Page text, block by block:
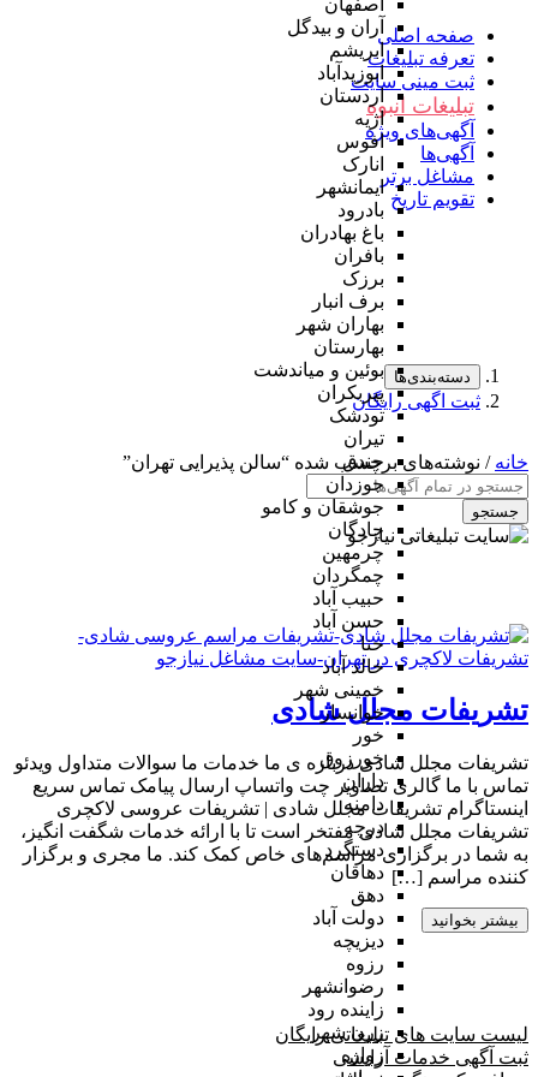
اصفهان
آران و بیدگل
ابریشم
ابوزیدآباد
اردستان
اژیه
افوس
انارک
ایمانشهر
بادرود
باغ بهادران
بافران
برزک
برف انبار
بهاران شهر
بهارستان
بوئین و میاندشت
پیربکران
تودشک
تیران
جندق
جوزدان
جوشقان و کامو
چادگان
چرمهین
چمگردان
حبیب آباد
حسن آباد
حنا
خالد آباد
خمینی شهر
خوانسار
خور
خورزوق
داران
دامنه
درچه
دستگرد
دهاقان
دهق
دولت آباد
دیزیچه
رزوه
رضوانشهر
زاینده رود
زرن شهر
زواره
صفحه اصلی
تعرفه تبلیغات
ثبت مینی سایت
تبلیغات انبوه
آگهی‌های ویژه
آگهی‌ها
مشاغل برتر
تقویم تاریخ
دسته‌بندی‌ها
ثبت اگهی رایگان
خانه / نوشته‌های برچسب شده “سالن پذیرایی تهران”
جستجو
تشریفات مجلل شادی
تشریفات مجلل شادی درباره ی ما خدمات ما سوالات متداول ویدئو
تماس با ما گالری تصاویر چت واتساپ ارسال پیامک تماس سریع
اینستاگرام تشریفات مجلل شادی | تشریفات عروسی لاکچری
تشریفات مجلل شادی مفتخر است تا با ارائه خدمات شگفت انگیز،
به شما در برگزاری مراسم‌های خاص کمک کند. ما مجری و برگزار
کننده مراسم […]
بیشتر بخوانید
لیست سایت های تبلیغاتی رایگان
ثبت آگهی خدمات آرایشی